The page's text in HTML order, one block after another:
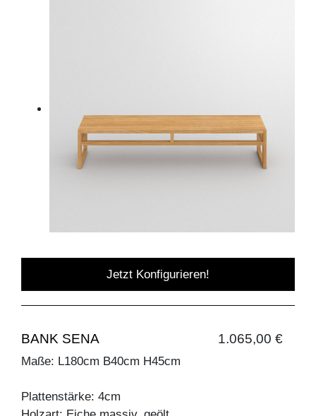
Jetzt Konfigurieren!
BANK SENA 1.065,00 €
Maße: L180cm B40cm H45cm
Plattenstärke: 4cm